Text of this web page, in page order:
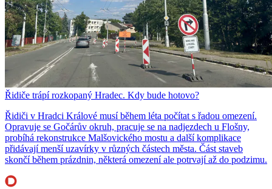
Řidiče trápí rozkopaný Hradec. Kdy bude hotovo?
Řidiči v Hradci Králové musí během léta počítat s řadou omezení.
Opravuje se Gočárův okruh, pracuje se na nadjezdech u Flošny,
probíhá rekonstrukce Malšovického mostu a další komplikace
přidávají menší uzavírky v různých částech města. Část staveb
skončí během prázdnin, některá omezení ale potrvají až do podzimu.